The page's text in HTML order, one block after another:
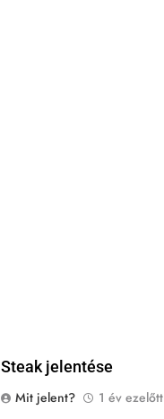
Steak jelentése
Mit jelent?
1 év ezelőtt